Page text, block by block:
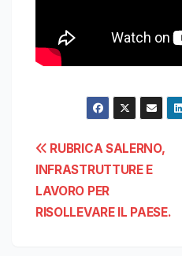
Navigazione
articoli
RUBRICA SALERNO,
INFRASTRUTTURE E
LAVORO PER
RISOLLEVARE IL PAESE.